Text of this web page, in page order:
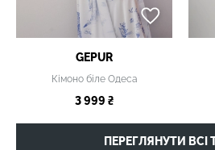
GEPUR
Кімоно біле Одеса
3 999 ₴
ПЕРЕГЛЯНУТИ ВСІ